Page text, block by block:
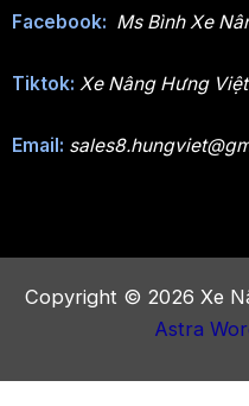
Facebook: Ms Bình Xe
Tiktok: Xe Nâng Hưng Việt
Email:
Copyright © 2026 Xe
Astra